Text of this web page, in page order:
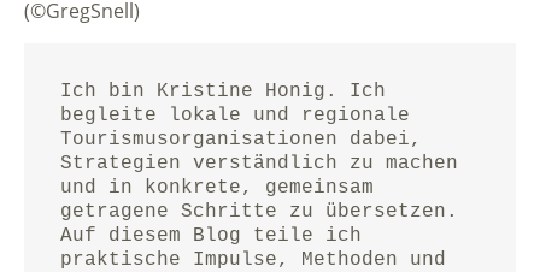
(©GregSnell)
Ich bin Kristine Honig. Ich
begleite lokale und regionale
Tourismusorganisationen dabei,
Strategien verständlich zu machen
und in konkrete, gemeinsam
getragene Schritte zu übersetzen.
Auf diesem Blog teile ich
praktische Impulse, Methoden und